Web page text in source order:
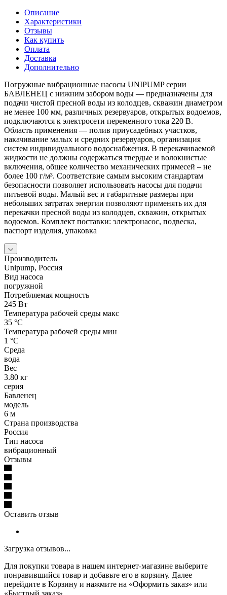
Описание
Характеристики
Отзывы
Как купить
Оплата
Доставка
Дополнительно
Погружные вибрационные насосы UNIPUMP серии
БАВЛЕНЕЦ с нижним забором воды — предназначены для
подачи чистой пресной воды из колодцев, скважин диаметром
не менее 100 мм, различных резервуаров, открытых водоемов,
подключаются к электросети переменного тока 220 В.
Область применения — полив приусадебных участков,
накачивание малых и средних резервуаров, организация
систем индивидуального водоснабжения. В перекачиваемой
жидкости не должны содержаться твердые и волокнистые
включения, общее количество механических примесей – не
более 100 г/м³. Соответствие самым высоким стандартам
безопасности позволяет использовать насосы для подачи
питьевой воды. Малый вес и габаритные размеры при
небольших затратах энергии позволяют применять их для
перекачки пресной воды из колодцев, скважин, открытых
водоемов. Комплект поставки: электронасос, подвеска,
паспорт изделия, упаковка
Производитель
Unipump, Россия
Вид насоса
погружной
Потребляемая мощность
245 Вт
Температура рабочей среды макс
35 °С
Температура рабочей среды мин
1 °С
Среда
вода
Вес
3.80 кг
серия
Бавленец
модель
6 м
Страна производства
Россия
Тип насоса
вибрационный
Отзывы
Оставить отзыв
Загрузка отзывов...
Для покупки товара в нашем интернет-магазине выберите
понравившийся товар и добавьте его в корзину. Далее
перейдите в Корзину и нажмите на «Оформить заказ» или
«Быстрый заказ».